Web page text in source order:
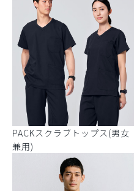
PACKスクラブトップス(男女
兼用)